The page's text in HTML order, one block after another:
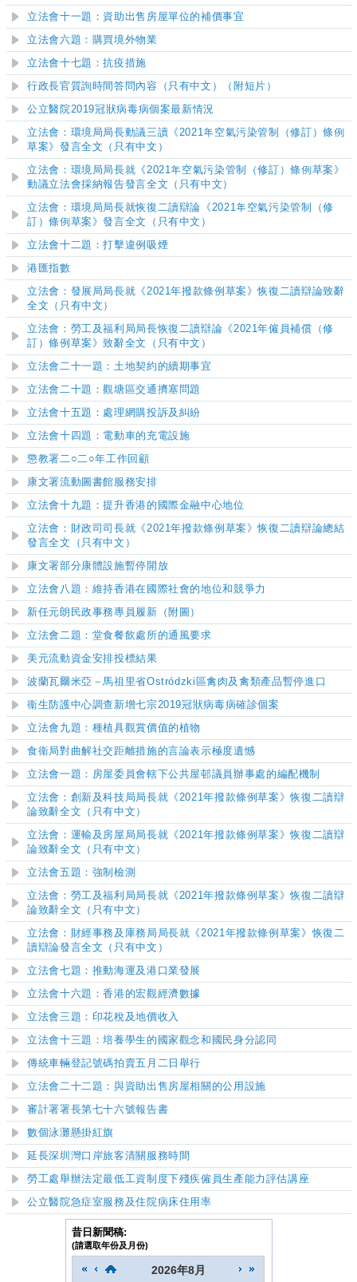
立法會十一題：資助出售房屋單位的補價事宜
立法會六題：購買境外物業
立法會十七題：抗疫措施
行政長官質詢時間答問內容（只有中文） （ 附短片 ）
公立醫院2019冠狀病毒病個案最新情況
立法會：環境局局長動議三讀《2021年空氣污染管制（修訂）條例
草案》發言全文（只有中文）
立法會：環境局局長就《2021年空氣污染管制（修訂）條例草案》
動議立法會採納報告發言全文（只有中文）
立法會：環境局局長就恢復二讀辯論《2021年空氣污染管制（修
訂）條例草案》發言全文（只有中文）
立法會十二題：打擊違例吸煙
港匯指數
立法會：發展局局長就《2021年撥款條例草案》恢復二讀辯論致辭
全文（只有中文）
立法會：勞工及福利局局長恢復二讀辯論《2021年僱員補償（修
訂）條例草案》致辭全文（只有中文）
立法會二十一題：土地契約的續期事宜
立法會二十題：觀塘區交通擠塞問題
立法會十五題：處理網購投訴及糾紛
立法會十四題：電動車的充電設施
懲教署二○二○年工作回顧
康文署流動圖書館服務安排
立法會十九題：提升香港的國際金融中心地位
立法會：財政司司長就《2021年撥款條例草案》恢復二讀辯論總結
發言全文（只有中文）
康文署部分康體設施暫停開放
立法會 八題 ：維持香港在國際社會的地位和競爭力
新任元朗民政事務專員履新（附圖）
立法會二題：堂食餐飲處所的通風要求
美元流動資金安排投標結果
波蘭瓦爾米亞－馬祖里省Ostródzki區禽肉及禽類產品暫停進口
衞生防護中心調查新增七宗2019冠狀病毒病確診個案
立法會九題：種植具觀賞價值的植物
食衞局對曲解社交距離措施的言論表示極度遺憾
立法會一題：房屋委員會轄下公共屋邨議員辦事處的編配機制
立法會：創新及科技局局長就《2021年撥款條例草案》恢復二讀辯
論致辭全文（只有中文）
立法會：運輸及房屋局局長就《2021年撥款條例草案》恢復二讀辯
論致辭全文（只有中文）
立法會五題：強制檢測
立法會：勞工及福利局局長就《2021年撥款條例草案》恢復二讀辯
論致辭全文（只有中文）
立法會：財經事務及庫務局局長就《2021年撥款條例草案》恢復二
讀辯論發言全文（只有中文）
​立法會七題：推動海運及港口業發展
立法會十六題：香港的宏觀經濟數據
立法會三題：印花稅及地價收入
立法會十三題：培養學生的國家觀念和國民身分認同
傳統車輛登記號碼拍賣五月二日舉行
立法會二十二題：與資助出售房屋相關的公用設施
審計署署長第七十六號報告書
數個泳灘懸掛紅旗
延長深圳灣口岸旅客清關服務時間
勞工處舉辦法定最低工資制度下殘疾僱員生產能力評估講座
公立醫院急症室服務及住院病床住用率
昔日新聞稿:
(請選取年份及月份)
2026年8月